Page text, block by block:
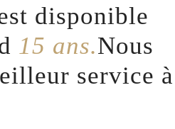
disponible
15 ans.Nous
service à